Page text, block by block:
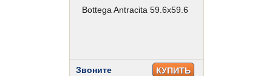
Bottega Antracita 59.6x59.6
Звоните КУПИТЬ